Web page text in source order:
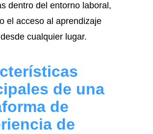
dentro del entorno laboral,
el acceso al aprendizaje
cualquier lugar.
de una
de
de